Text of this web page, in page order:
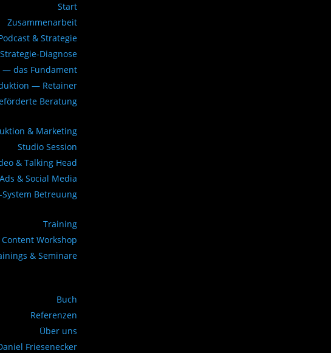
Start
Zusammenarbeit
& Strategie
Diagnose
— das Fundament
— Retainer
Beratung
& Marketing
Studio Session
& Talking Head
& Social Media
Betreuung
Training
Content Workshop
& Seminare
Buch
Referenzen
Über uns
Friesenecker